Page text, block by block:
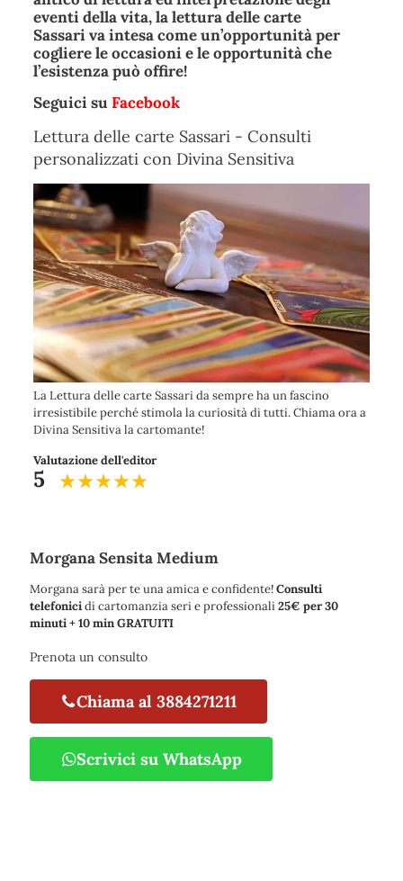
eventi della vita, lalettura delle carte
Sassariva intesa come un’opportunità per
cogliere le occasioni e le opportunità che
l’esistenza può offire!
Seguici su Facebook
Lettura delle carte Sassari - Consulti
personalizzati con Divina Sensitiva
La Lettura delle carte Sassari da sempre ha un fascino
irresistibile perché stimola la curiosità di tutti. Chiama ora a
Divina Sensitiva la cartomante!
Valutazione dell'editor
5
Morgana Sensita Medium
Morgana sarà per te una amica e confidente!Consulti
telefonicidi cartomanzia seri e professionali25€ per 30
minuti + 10 min GRATUITI
Prenota un consulto
Chiama al 3884271211
Scrivici su WhatsApp